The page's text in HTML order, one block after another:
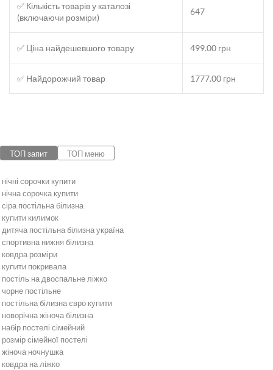
✅ Кількість товарів у каталозі
(включаючи розміри)
647
✅ Ціна найдешевшого товару 499.00 грн
✅ Найдорожчий товар 1777.00 грн
ТОП запит ТОП меню
нічні сорочки купити
нічна сорочка купити
сіра постільна білизна
купити килимок
дитяча постільна білизна україна
спортивна нижня білизна
ковдра розміри
купити покривала
постіль на двоспальне ліжко
чорне постільне
постільна білизна євро купити
новорічна жіноча білизна
набір постелі сімейний
розмір сімейної постелі
жіноча ночнушка
ковдра на ліжко